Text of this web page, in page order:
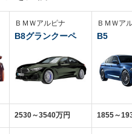
ＢＭＷアルピナ
B8グランクーペ
2530～3540万円
ＢＭＷア
B5
1855～